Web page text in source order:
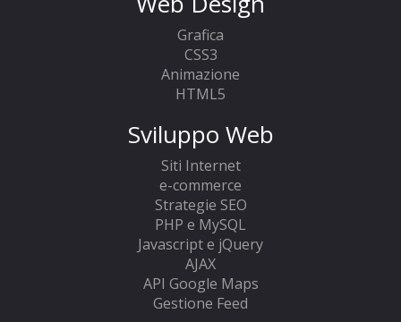
Grafica
CSS3
Animazione
HTML5
Sviluppo Web
Siti Internet
e-commerce
Strategie SEO
PHP e MySQL
Javascript e jQuery
AJAX
API Google Maps
Gestione Feed